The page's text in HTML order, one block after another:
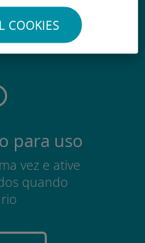
COOKIES
de remover
existente
para uso
vez e ative
quando